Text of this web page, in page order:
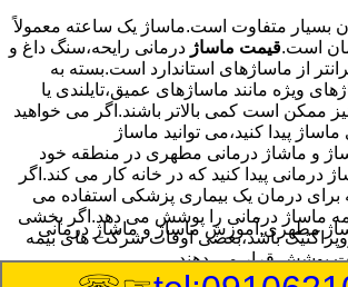
بسیار متفاوت است.ماساژ یک ساعته معمولاً
قیمت ماساژ درمانی رایحه،سنگ داغ و
از ماساژهای استاندارد است.بسته به
ویژه مانند ماساژهای عمیق،تایلندی یا
ممکن است کمی بالاتر باشند.اگر می خواهید
پیدا کنید،می توانید ماساژ
و ماشاژ درمانی مطهری در منطقه خود
درمانی پیدا کنید که در خانه کار می کند.اگر
برای درمان یک بیماری پزشکی استفاده می
ماساژ درمانی را پوشش می دهد.اگر بخشی
باشد،بعضی اوقات شرکت های بیمه
پوشش قرار می دهند.
مطهری,آموزش ماساژ و ماشاژ درمانی